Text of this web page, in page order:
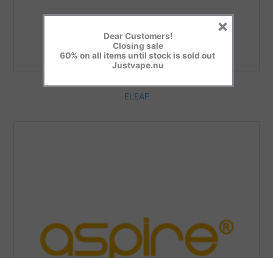
ELEAF
Dear Customers!
Closing sale
60% on all items until stock is sold out
Justvape.nu
×